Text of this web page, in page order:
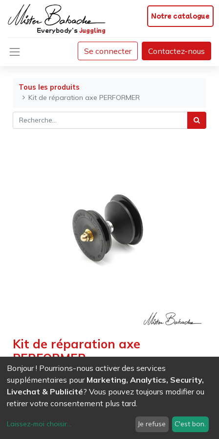
Notre catalogue
Everybody'sjuggling
Se connecter Contactez-nous
Tous les produits
Kit de réparation axe PERFORMER
Kit de réparation axe
PERFORMER
Weight : 0,097kg
16,76CHF/ HT
EAN 7611847008239 - Ref ( 0823
Bonjour ! Pourrions-nous activer des services
supplémentaires pour Marketing, Analytics, Security,
Livechat & Publicité? Vous pouvez toujours modifier ou
retirer votre consentement plus tard.
Laissez-moi choisir... Je refuse C'est bon.